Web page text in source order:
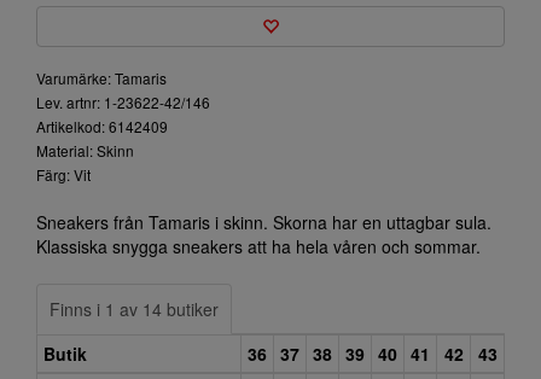
Varumärke: Tamaris
Lev. artnr: 1-23622-42/146
Artikelkod: 6142409
Material: Skinn
Färg: Vit
Sneakers från Tamaris i skinn. Skorna har en uttagbar sula.
Klassiska snygga sneakers att ha hela våren och sommar.
Finns i 1 av 14 butiker
Butik
36 37 38 39 40 41 42
43